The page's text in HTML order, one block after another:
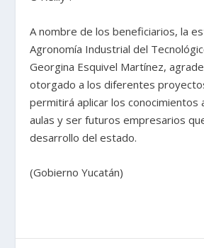
A nombre de los beneficiarios, la
Agronomía Industrial del
Georgina Esquivel Martínez,
otorgado a los diferentes
permitirá aplicar los conocimientos
aulas y ser futuros empresarios
desarrollo del estado.
(Gobierno Yucatán)